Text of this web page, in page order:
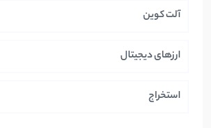
آلت کوین
ارزهای دیجیتال
استخراج